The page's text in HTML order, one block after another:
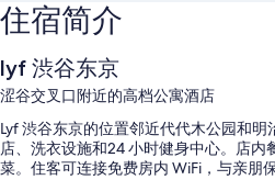
住宿简介
lyf 渋谷东京
涩谷交叉口附近的高档公寓酒店
Lyf 渋谷东京的位置邻近代代木公园和
店、洗衣设施和24 小时健身中心。店内
菜。住客可连接免费房内 WiFi，与亲朋保